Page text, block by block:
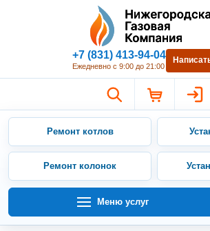
+7 (831) 413-94-04
Ежедневно с 9:00 до 21:00
Ремонт котлов
Ремонт колонок
Меню услуг